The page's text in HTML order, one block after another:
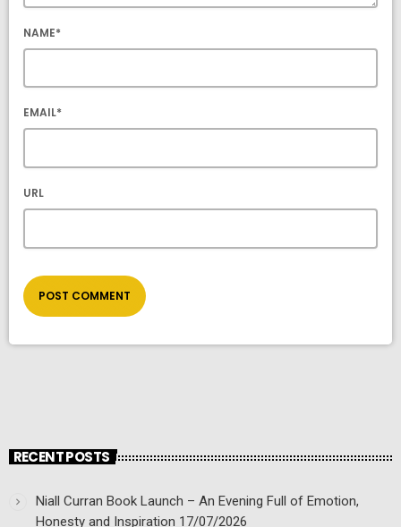
NAME*
EMAIL*
URL
RECENT POSTS
Niall Curran Book Launch – An Evening Full of Emotion,
Honesty and Inspiration 17/07/2026